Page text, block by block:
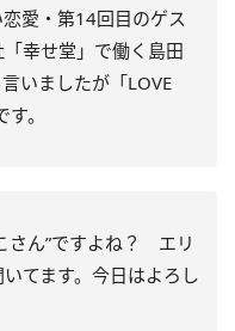
愛・第14回目のゲス
幸せ堂」で働く島田
いましたが「LOVE
。
さん”ですよね？ エリ
てます。今日はよろし